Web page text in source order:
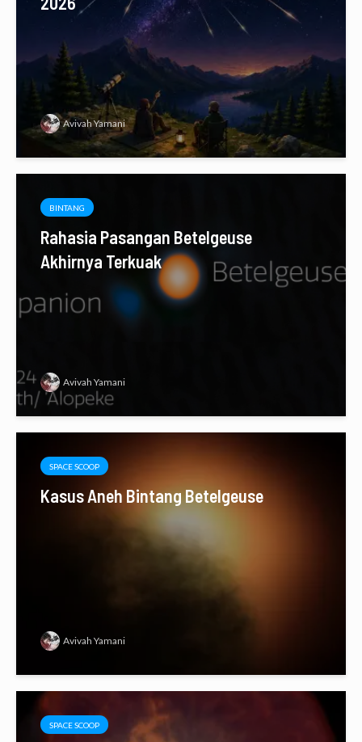
Avivah Yamani
BINTANG
Rahasia Pasangan Betelgeuse
Akhirnya Terkuak
Avivah Yamani
SPACE SCOOP
Kasus Aneh Bintang Betelgeuse
Avivah Yamani
SPACE SCOOP